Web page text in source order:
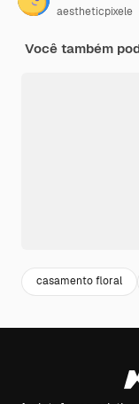
aestheticpixele
Você também
casamento floral